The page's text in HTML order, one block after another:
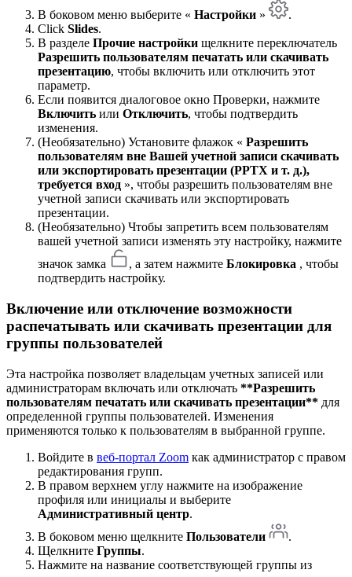
В боковом меню выберите « Настройки »
.
Click Slides.
В разделе Прочие настройки щелкните переключатель
Разрешить пользователям печатать или скачивать
презентацию, чтобы включить или отключить этот
параметр.
Если появится диалоговое окно Проверки, нажмите
Включить или Отключить, чтобы подтвердить
изменения.
(Необязательно) Установите флажок « Разрешить
пользователям вне Вашей учетной записи скачивать
или экспортировать презентации (PPTX и т. д.),
требуется вход », чтобы разрешить пользователям вне
учетной записи скачивать или экспортировать
презентации.
(Необязательно) Чтобы запретить всем пользователям
вашей учетной записи изменять эту настройку, нажмите
значок замка
, а затем нажмите Блокировка , чтобы
подтвердить настройку.
Включение или отключение возможности
распечатывать или скачивать презентации для
группы пользователей
Эта настройка позволяет владельцам учетных записей или
администраторам включать или отключать **Разрешить
пользователям печатать или скачивать презентации** для
определенной группы пользователей. Изменения
применяются только к пользователям в выбранной группе.
Войдите в веб-портал Zoom как администратор с правом
редактирования групп.
В правом верхнем углу нажмите на изображение
профиля или инициалы и выберите
Административный центр.
В боковом меню щелкните Пользователи
.
Щелкните Группы.
Нажмите на название соответствующей группы из